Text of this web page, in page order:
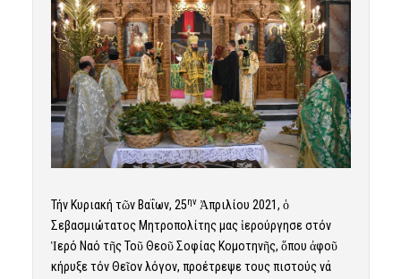
Τήν Κυριακή τῶν Βαΐων, 25ηνἈπριλίου 2021, ὁ
Σεβασμιώτατος Μητροπολίτης μας ἱερούργησε στόν
Ἱερό Ναό τῆς Τοῦ Θεοῦ Σοφίας Κομοτηνῆς, ὅπου ἀφοῦ
κήρυξε τόν Θεῖον λόγον, προέτρεψε τους πιστούς νά